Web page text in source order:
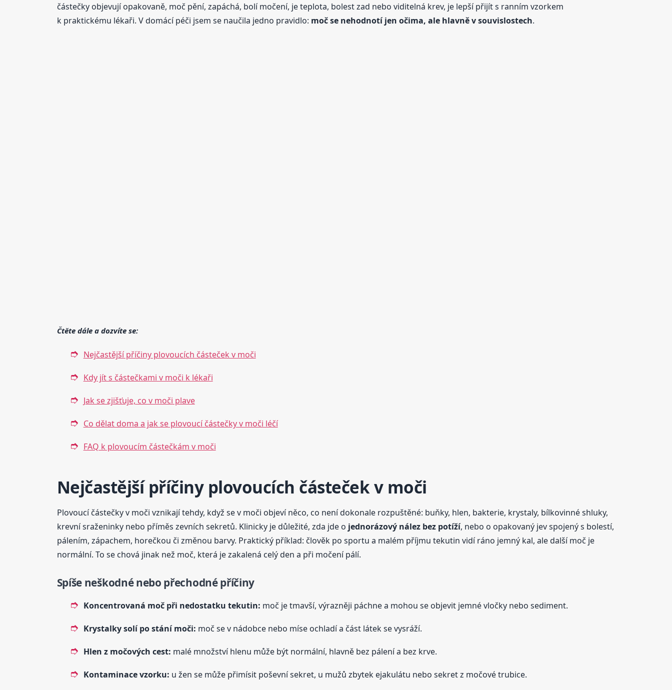
částečky objevují opakovaně, moč pění, zapáchá, bolí močení, je teplota, bolest zad nebo viditelná krev, je lepší přijít s ranním vzorkem
k praktickému lékaři. V domácí péči jsem se naučila jedno pravidlo: moč se nehodnotí jen očima, ale hlavně v souvislostech.
Čtěte dále a dozvíte se:
Nejčastější příčiny plovoucích částeček v moči
Kdy jít s částečkami v moči k lékaři
Jak se zjišťuje, co v moči plave
Co dělat doma a jak se plovoucí částečky v moči léčí
FAQ k plovoucím částečkám v moči
Nejčastější příčiny plovoucích částeček v moči
Plovoucí částečky v moči vznikají tehdy, když se v moči objeví něco, co není dokonale rozpuštěné: buňky, hlen, bakterie, krystaly, bílkovinné shluky,
krevní sraženinky nebo příměs zevních sekretů. Klinicky je důležité, zda jde o jednorázový nález bez potíží, nebo o opakovaný jev spojený s bolestí,
pálením, zápachem, horečkou či změnou barvy. Praktický příklad: člověk po sportu a malém příjmu tekutin vidí ráno jemný kal, ale další moč je
normální. To se chová jinak než moč, která je zakalená celý den a při močení pálí.
Spíše neškodné nebo přechodné příčiny
Koncentrovaná moč při nedostatku tekutin: moč je tmavší, výrazněji páchne a mohou se objevit jemné vločky nebo sediment.
Krystalky solí po stání moči: moč se v nádobce nebo míse ochladí a část látek se vysráží.
Hlen z močových cest: malé množství hlenu může být normální, hlavně bez pálení a bez krve.
Kontaminace vzorku: u žen se může přimísit poševní sekret, u mužů zbytek ejakulátu nebo sekret z močové trubice.